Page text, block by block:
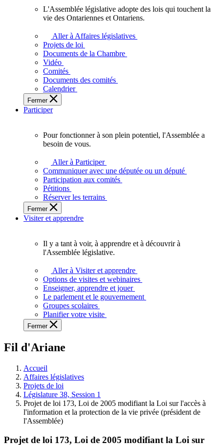
l'Ontario.
L'Assemblée
adopte
touchent
des
Ontariennes
et
L'Assemblée législative adopte des lois qui touchent la
vie des Ontariennes et Ontariens.
Aller à Affaires législatives
Projets de loi
Documents de la Chambre
Vidéo
Comités
Documents des comités
Calendrier
Fermer
Participer
plein
potentiel,
l'Assemblée
a
besoin
de
Pour fonctionner à son plein potentiel, l'Assemblée a
besoin de vous.
Aller à Participer
Communiquer avec une députée ou un député
Participation aux comités
Pétitions
Réserver les terrains
Fermer
Visiter et apprendre
voir,
apprendre
et
à
à
législative.
Il y a tant à voir, à apprendre et à découvrir à
l'Assemblée législative.
Aller à Visiter et apprendre
Options de visites et webinaires
Enseigner, apprendre et jouer
Le parlement et le gouvernement
Groupes scolaires
Planifier votre visite
Fermer
Fil d'Ariane
Accueil
Affaires législatives
Projets de loi
Législature 38, Session 1
Projet de loi 173, Loi de 2005 modifiant la Loi sur l'accès à
l'information et la protection de la vie privée (président de
l'Assemblée)
Projet de loi 173, Loi de 2005 modifiant la Loi sur